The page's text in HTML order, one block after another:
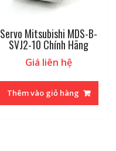
Servo Mitsubishi MDS-B-
SVJ2-10 Chính Hãng
Giá liên hệ
Thêm vào giỏ hàng